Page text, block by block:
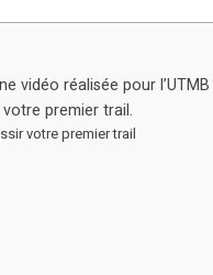
vidéo réalisée pour
premier trail.
votre premier trail